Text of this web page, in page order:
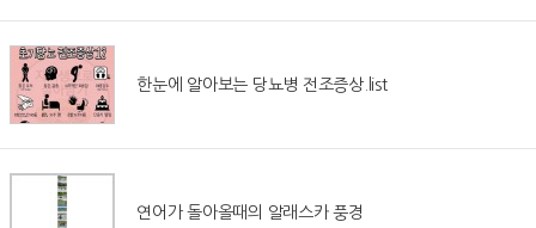
한눈에 알아보는 당뇨병 전조증상.list
연어가 돌아올때의 알래스카 풍경